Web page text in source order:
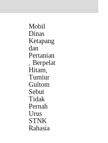
Mobil
Dinas
Ketapang
dan
Pertanian
, Berpelat
Hitam,
Tumiur
Gultom
Sebut
Tidak
Pernah
Urus
STNK
Rahasia